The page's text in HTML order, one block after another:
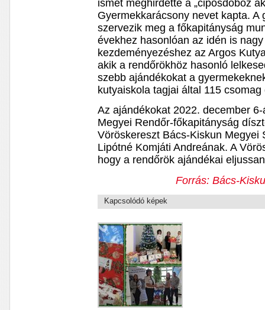
ismét meghirdette a „cipősdoboz
Gyermekkarácsony nevet kapta.
szervezik meg a főkapitányság
évekhez hasonlóan az idén is
kezdeményezéshez az Argos
akik a rendőrökhöz hasonló
szebb ajándékokat a
kutyaiskola tagjai által 115
Az ajándékokat 2022. december
Megyei Rendőr-főkapitányság
Vöröskereszt Bács-Kiskun Megyei
Lipótné Komjáti Andreának. A
hogy a rendőrök ajándékai
Forrás: Bács-
Kapcsolódó képek